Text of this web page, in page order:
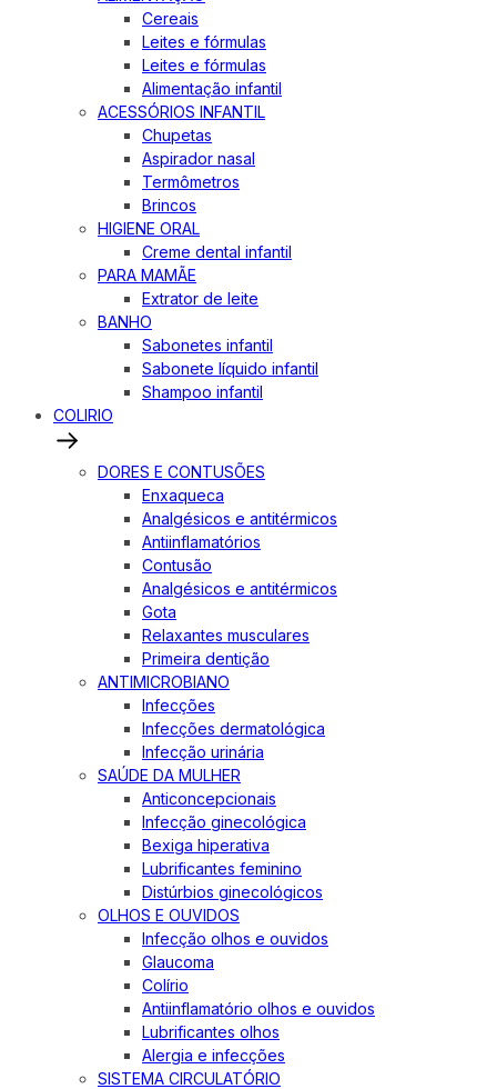
Cereais
Leites e fórmulas
Leites e fórmulas
Alimentação infantil
ACESSÓRIOS INFANTIL
Chupetas
Aspirador nasal
Termômetros
Brincos
HIGIENE ORAL
Creme dental infantil
PARA MAMÃE
Extrator de leite
BANHO
Sabonetes infantil
Sabonete líquido infantil
Shampoo infantil
COLIRIO
DORES E CONTUSÕES
Enxaqueca
Analgésicos e antitérmicos
Antiinflamatórios
Contusão
Analgésicos e antitérmicos
Gota
Relaxantes musculares
Primeira dentição
ANTIMICROBIANO
Infecções
Infecções dermatológica
Infecção urinária
SAÚDE DA MULHER
Anticoncepcionais
Infecção ginecológica
Bexiga hiperativa
Lubrificantes feminino
Distúrbios ginecológicos
OLHOS E OUVIDOS
Infecção olhos e ouvidos
Glaucoma
Colírio
Antiinflamatório olhos e ouvidos
Lubrificantes olhos
Alergia e infecções
SISTEMA CIRCULATÓRIO